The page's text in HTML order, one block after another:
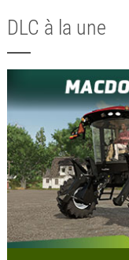
DLC à la une